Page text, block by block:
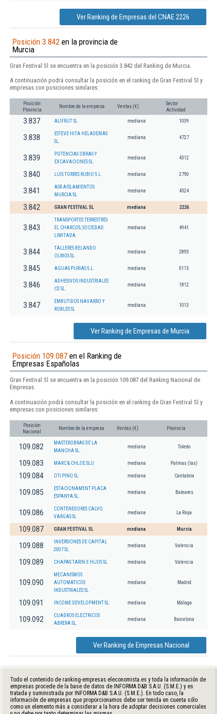
Ver Ranking de Empresas del CNAE 2226
Posición 3.842 en la provincia de
Murcia
Gran Festival Sl se encuentra en la posición 3.842 del Ranking de Murcia.
A continuación podrá consultar la posición en el ranking de Gran Festival Sl y
empresas con posiciones similares:
Posición
Provincia
Nombre de la empresa Ventas (€)
Sector
Actividad
3.837 ALIFRUT SL mediana 1039
3.838
ESTEVE HITA HELADERIAS
SL.
mediana 4727
3.839
POTENCIAS OBRAS Y
EXCAVACIONES SL.
mediana 4312
3.840 LUIS TORRES RUBIO S.L. mediana 2790
3.841
ASR AISLAMIENTOS
MURCIA SL
mediana 4324
3.842 GRAN FESTIVAL SL mediana 2226
3.843
TRANSPORTES TERRESTRES
EL CHARCOS, SOCIEDAD
LIMITADA.
mediana 4941
3.844
TALLERES BELANDO
OLMOS SL
mediana 2893
3.845 AGUAS PURIAS S.L. mediana 0113
3.846
ADHESIVOS INDUSTRIALES
CE SL
mediana 1812
3.847
EMBUTIDOS NAVARRO Y
ROBLES SL
mediana 1013
Ver Ranking de Empresas de Murcia
Posición 109.087 en el Ranking de
Empresas Españolas
Gran Festival Sl se encuentra en la posición 109.087 del Ranking Nacional de
Empresas.
A continuación podrá consultar la posición en el ranking de Gran Festival Sl y
empresas con posiciones similares:
Posición
Nacional
Nombre de la empresa Ventas (€) Provincia
109.082
MASTEROBRAS DE LA
MANCHA SL.
mediana Toledo
109.083 MARC & CHLOE SLU mediana Palmas (las)
109.084 OTI PINO SL mediana Cantabria
109.085
ESTACIONAMENT PLACA
ESPANYA SL.
mediana Baleares
109.086
CONTENEDORES CALVO
VARGAS SL
mediana La Rioja
109.087 GRAN FESTIVAL SL mediana Murcia
109.088
INVERSIONES DE CAPITAL
2007 SL
mediana Valencia
109.089 CHAPAS TARIN E HIJOS SL mediana Valencia
109.090
MECANISMOS
AUTOMATICOS
INDUSTRIALES SL
mediana Madrid
109.091 INCOME DEVELOPMENT SL. mediana Málaga
109.092
CUADROS ELECTRICOS
ABRERA SL.
mediana Barcelona
Ver Ranking de Empresas Nacional
Todo el contenido de ranking-empresas.eleconomista.es y toda la información de
empresas procede de la base de datos de INFORMA D&B S.A.U. (S.M.E.) y es
tratada y suministrada por INFORMA D&B S.A.U. (S.M.E.). En todo caso, la
información de empresas que proporcionamos debe ser tenida en cuenta sólo
como un elemento más a considerar a la hora de adoptar decisiones comerciales